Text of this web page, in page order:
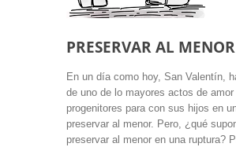
PRESERVAR AL MENOR
En un día como hoy, San Valentín,
de uno de lo mayores actos de amor
progenitores para con sus hijos en
preservar al menor. Pero, ¿qué
preservar al menor en una ruptura?